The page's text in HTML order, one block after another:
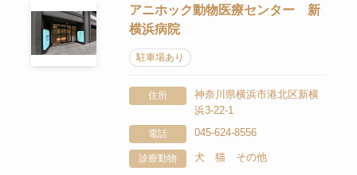
アニホック動物医療センター 新
横浜病院
駐車場あり
住所
神奈川県横浜市港北区新横
浜3-22-1
電話 045-624-8556
診療動物 犬 猫 その他